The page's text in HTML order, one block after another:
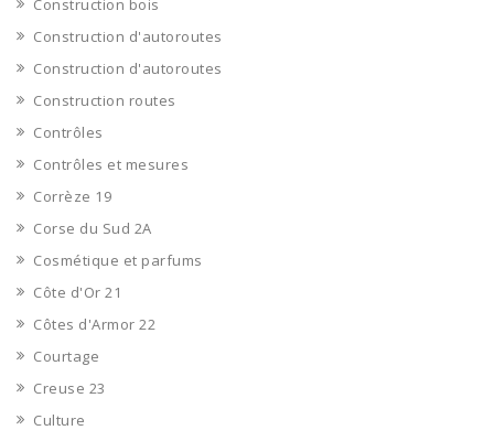
Construction bois
Construction d'autoroutes
Construction d'autoroutes
Construction routes
Contrôles
Contrôles et mesures
Corrèze 19
Corse du Sud 2A
Cosmétique et parfums
Côte d'Or 21
Côtes d'Armor 22
Courtage
Creuse 23
Culture